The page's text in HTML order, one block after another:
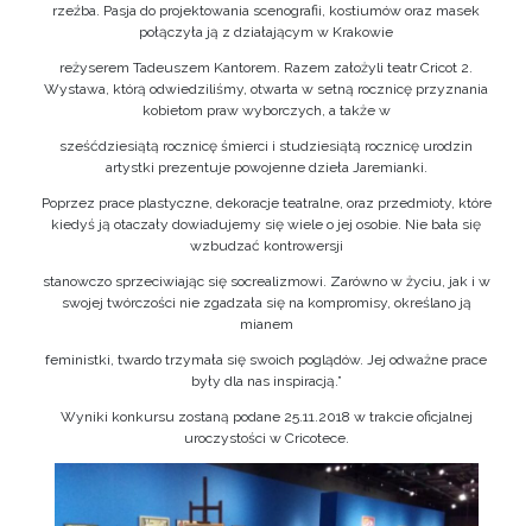
rzeźba. Pasja do projektowania scenografii, kostiumów oraz masek
połączyła ją z działającym w Krakowie
reżyserem Tadeuszem Kantorem. Razem założyli teatr Cricot 2.
Wystawa, którą odwiedziliśmy, otwarta w setną rocznicę przyznania
kobietom praw wyborczych, a także w
sześćdziesiątą rocznicę śmierci i studziesiątą rocznicę urodzin
artystki prezentuje powojenne dzieła Jaremianki.
Poprzez prace plastyczne, dekoracje teatralne, oraz przedmioty, które
kiedyś ją otaczały dowiadujemy się wiele o jej osobie. Nie bała się
wzbudzać kontrowersji
stanowczo sprzeciwiając się socrealizmowi. Zarówno w życiu, jak i w
swojej twórczości nie zgadzała się na kompromisy, określano ją
mianem
feministki, twardo trzymała się swoich poglądów. Jej odważne prace
były dla nas inspiracją.”
Wyniki konkursu zostaną podane 25.11.2018 w trakcie oficjalnej
uroczystości w Cricotece.